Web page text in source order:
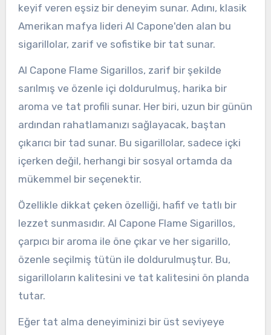
keyif veren eşsiz bir deneyim sunar. Adını, klasik
Amerikan mafya lideri Al Capone'den alan bu
sigarillolar, zarif ve sofistike bir tat sunar.
Al Capone Flame Sigarillos, zarif bir şekilde
sarılmış ve özenle içi doldurulmuş, harika bir
aroma ve tat profili sunar. Her biri, uzun bir günün
ardından rahatlamanızı sağlayacak, baştan
çıkarıcı bir tad sunar. Bu sigarillolar, sadece içki
içerken değil, herhangi bir sosyal ortamda da
mükemmel bir seçenektir.
Özellikle dikkat çeken özelliği, hafif ve tatlı bir
lezzet sunmasıdır. Al Capone Flame Sigarillos,
çarpıcı bir aroma ile öne çıkar ve her sigarillo,
özenle seçilmiş tütün ile doldurulmuştur. Bu,
sigarilloların kalitesini ve tat kalitesini ön planda
tutar.
Eğer tat alma deneyiminizi bir üst seviyeye